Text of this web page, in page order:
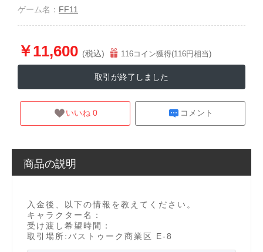
ゲーム名： FF11
￥11,600 (税込) 116コイン獲得(116円相当)
取引が終了しました
いいね 0 コメント
商品の説明
入金後、以下の情報を教えてください。
キャラクター名：
受け渡し希望時間：